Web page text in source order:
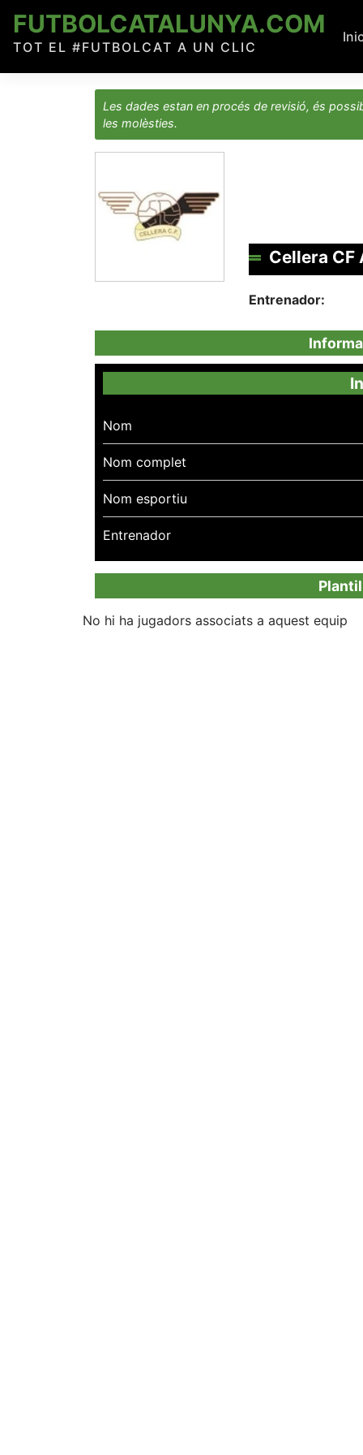
content
FUTBOLCATALUNYA.COM
TOT EL #FUTBOLCAT A UN CLIC
Les dades estan en procés de revisió, és
les molèsties.
Cellera CF
Entrenador:
Nom
Nom complet
Nom esportiu
Entrenador
No hi ha jugadors associats a aquest equip